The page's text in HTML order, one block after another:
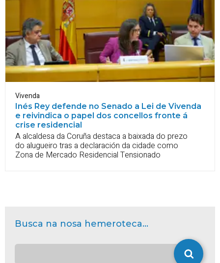
Vivenda
Inés Rey defende no Senado a Lei de Vivenda
e reivindica o papel dos concellos fronte á
crise residencial
A alcaldesa da Coruña destaca a baixada do prezo
do alugueiro tras a declaración da cidade como
Zona de Mercado Residencial Tensionado
Busca na nosa hemeroteca...